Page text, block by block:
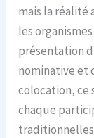
mais la réalité
les
présentation
nominative et
colocation, ce
chaque
traditionnelles